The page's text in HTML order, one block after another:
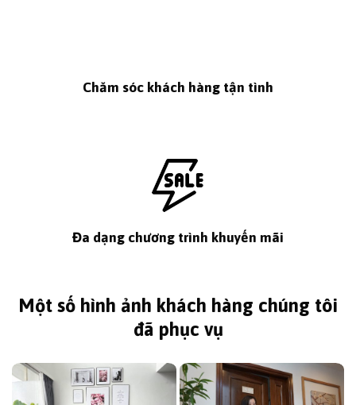
Chăm sóc khách hàng tận tình
Đa dạng chương trình khuyến mãi
Một số hình ảnh khách hàng chúng tôi
đã phục vụ